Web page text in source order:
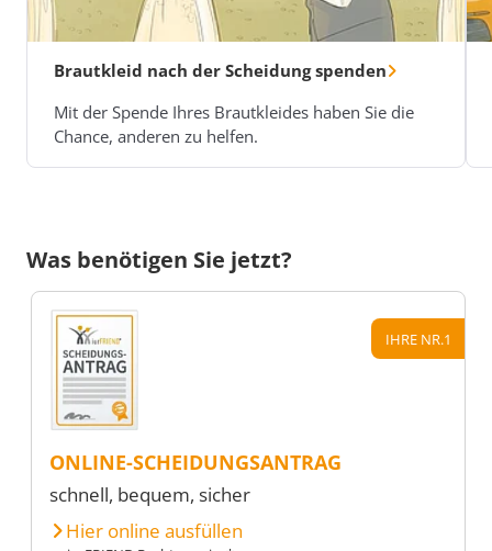
Brautkleid nach der Scheidung spenden
Mit der Spende Ihres Brautkleides haben Sie die
Chance, anderen zu helfen.
Was benötigen Sie jetzt?
IHRE NR.1
ONLINE-SCHEIDUNGSANTRAG
schnell, bequem, sicher
Hier online ausfüllen